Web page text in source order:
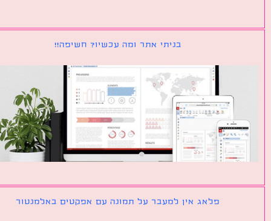
בניתי אתר ומה עכשיו? חשיפה!!
פלאג אין למעבר על תמונה עם אפקטים באלמנטור